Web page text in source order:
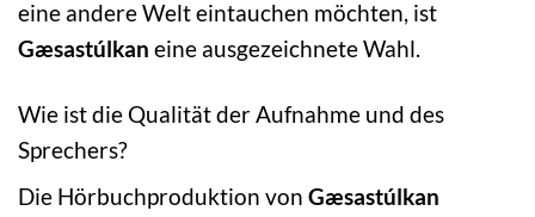
eine andere Welt eintauchen möchten, ist
Gæsastúlkan eine ausgezeichnete Wahl.
Wie ist die Qualität der Aufnahme und des
Sprechers?
Die Hörbuchproduktion von Gæsastúlkan